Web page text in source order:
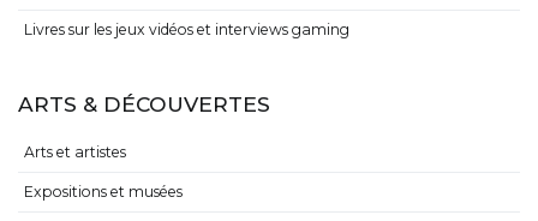
Livres sur les jeux vidéos et interviews gaming
ARTS & DÉCOUVERTES
Arts et artistes
Expositions et musées